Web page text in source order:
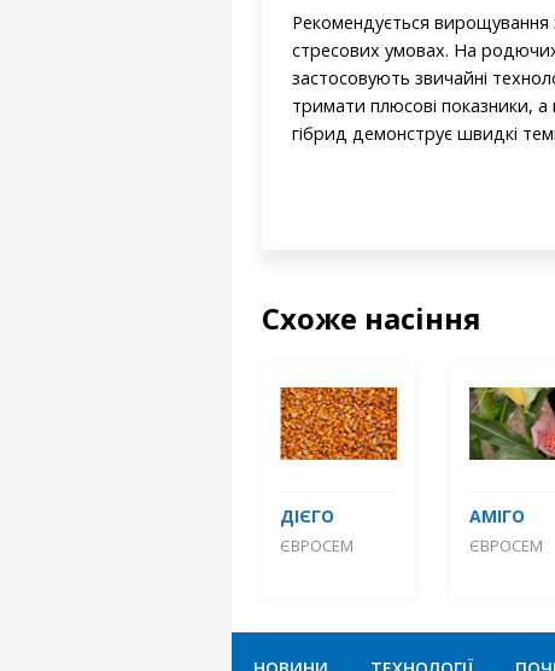
Рекомендується вирощування
стресових умовах. На родючих
застосовують звичайні
тримати плюсові показники, а
гібрид демонструє швидкі
Схоже насіння
ДІЄГО
ЄВРОСЕМ
АМІГО
ЄВРОСЕМ